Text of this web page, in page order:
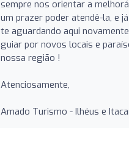
sempre nos orientar a
um prazer poder atendê-la, e
te aguardando aqui
guiar por novos locais e
nossa região !
Atenciosamente,
Amado Turismo - Ilhéus e